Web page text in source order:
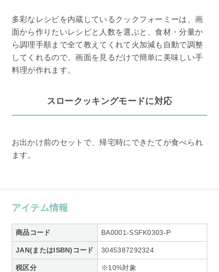
多彩なレシピを内蔵しているクックフォーミーは、画
面から作りたいレシピと人数を選ぶと、食材・分量か
ら調理手順まで全て教えてくれて火加減も自動で調整
してくれるので、画面を見るだけで簡単に美味しい手
料理が作れます。
スロークッキングモードに対応
お出かけ前のセットで、帰宅時にできたてが食べられ
ます。
アイテム情報
商品コード BA0001-SSFK0303-P
JAN(またはISBN)コード 3045387292324
税区分 ※10%対象